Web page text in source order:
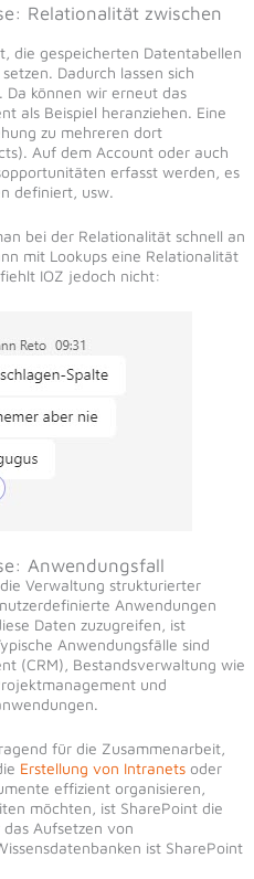
Relationalität zwischen
die gespeicherten Datentabellen
Dadurch lassen sich
Da können wir erneut das
als Beispiel heranziehen. Eine
zu mehreren dort
Auf dem Account oder auch
erfasst werden, es
definiert, usw.
bei der Relationalität schnell an
mit Lookups eine Relationalität
IOZ jedoch nicht:
Anwendungsfall
Verwaltung strukturierter
Anwendungen
Daten zuzugreifen, ist
Anwendungsfälle sind
(CRM), Bestandsverwaltung wie
und
für die Zusammenarbeit,
Erstellung von Intranetsoder
effizient organisieren,
möchten, ist SharePoint die
Aufsetzen von
ist SharePoint